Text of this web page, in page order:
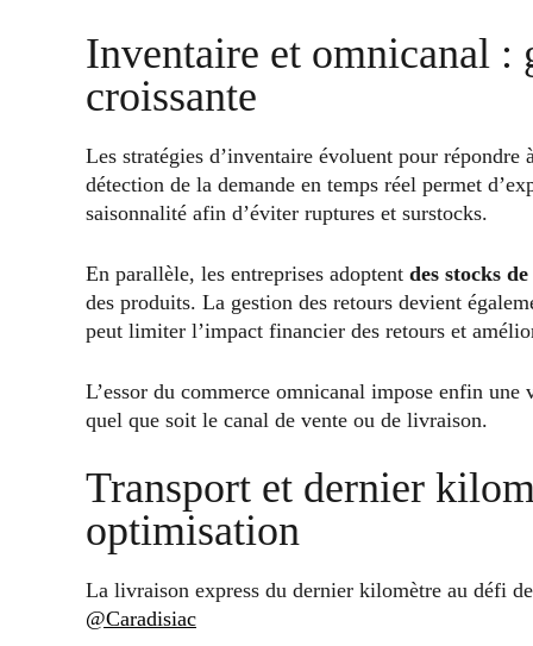
Inventaire et omnicanal :
croissante
Les stratégies d’inventaire évoluent pour
détection de la demande en temps réel permet
saisonnalité afin d’éviter ruptures et surstocks.
En parallèle, les entreprises adoptent des stocks
des produits. La gestion des retours devient
peut limiter l’impact financier des retours et
L’essor du commerce omnicanal impose enfin
quel que soit le canal de vente ou de livraison.
Transport et dernier
optimisation
La livraison express du dernier kilomètre au défi
@Caradisiac